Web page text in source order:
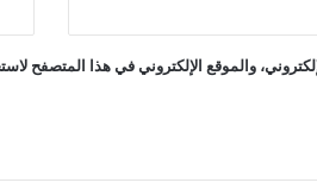
والموقع الإلكتروني في هذا المتصفح